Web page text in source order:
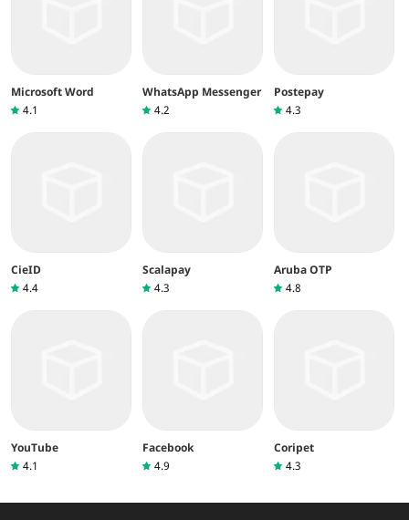
Microsoft Word
4.1
WhatsApp Messenger
4.2
Postepay
4.3
CieID
4.4
Scalapay
4.3
Aruba OTP
4.8
YouTube
4.1
Facebook
4.9
Coripet
4.3